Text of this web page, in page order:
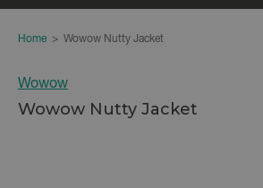
Home > Wowow Nutty Jacket
Wowow
Wowow Nutty Jacket